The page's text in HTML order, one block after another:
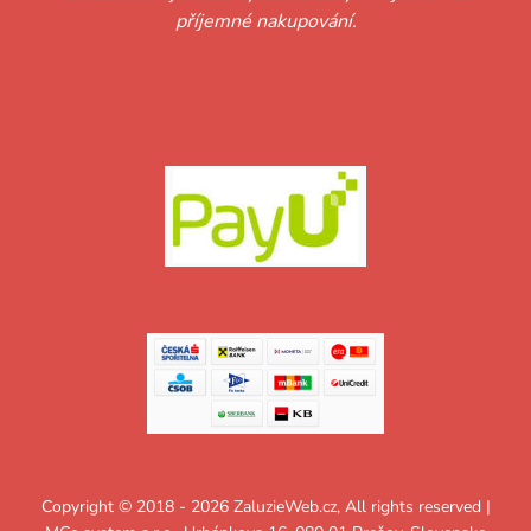
příjemné nakupování.
Copyright © 2018 - 2026 ZaluzieWeb.cz, All rights reserved |